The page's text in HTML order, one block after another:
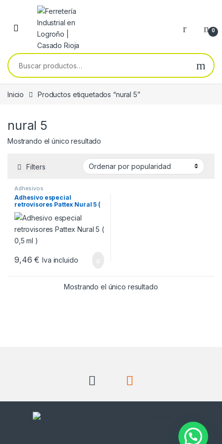
Skip to navigation
Skip to content
0
Buscar por:
Inicio Productos etiquetados “nural 5”
nural 5
Mostrando el único resultado
Filters
Adhesivos
Adhesivo especial
retrovisores Pattex Nural 5 (
0,5 ml )
9,46€ Iva incluido
Mostrando el único resultado